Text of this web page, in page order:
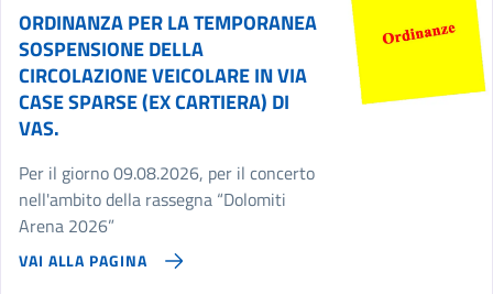
ORDINANZA PER LA TEMPORANEA
SOSPENSIONE DELLA
CIRCOLAZIONE VEICOLARE IN VIA
CASE SPARSE (EX CARTIERA) DI
VAS.
Per il giorno 09.08.2026, per il concerto
nell'ambito della rassegna “Dolomiti
Arena 2026”
VAI ALLA PAGINA